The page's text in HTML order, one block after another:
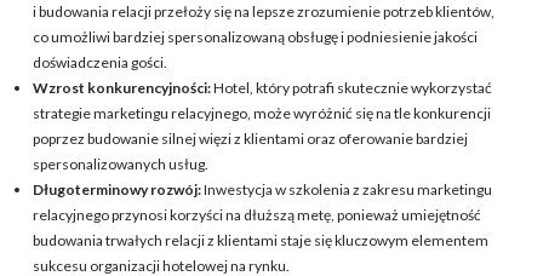
i budowania relacji przełoży się na lepsze zrozumienie potrzeb klientów,
co umożliwi bardziej spersonalizowaną obsługę i podniesienie jakości
doświadczenia gości.
Wzrost konkurencyjności:Hotel, który potrafi skutecznie wykorzystać
strategie marketingu relacyjnego, może wyróżnić się na tle konkurencji
poprzez budowanie silnej więzi z klientami oraz oferowanie bardziej
spersonalizowanych usług.
Długoterminowy rozwój:Inwestycja w szkolenia z zakresu marketingu
relacyjnego przynosi korzyści na dłuższą metę, ponieważ umiejętność
budowania trwałych relacji z klientami staje się kluczowym elementem
sukcesu organizacji hotelowej na rynku.